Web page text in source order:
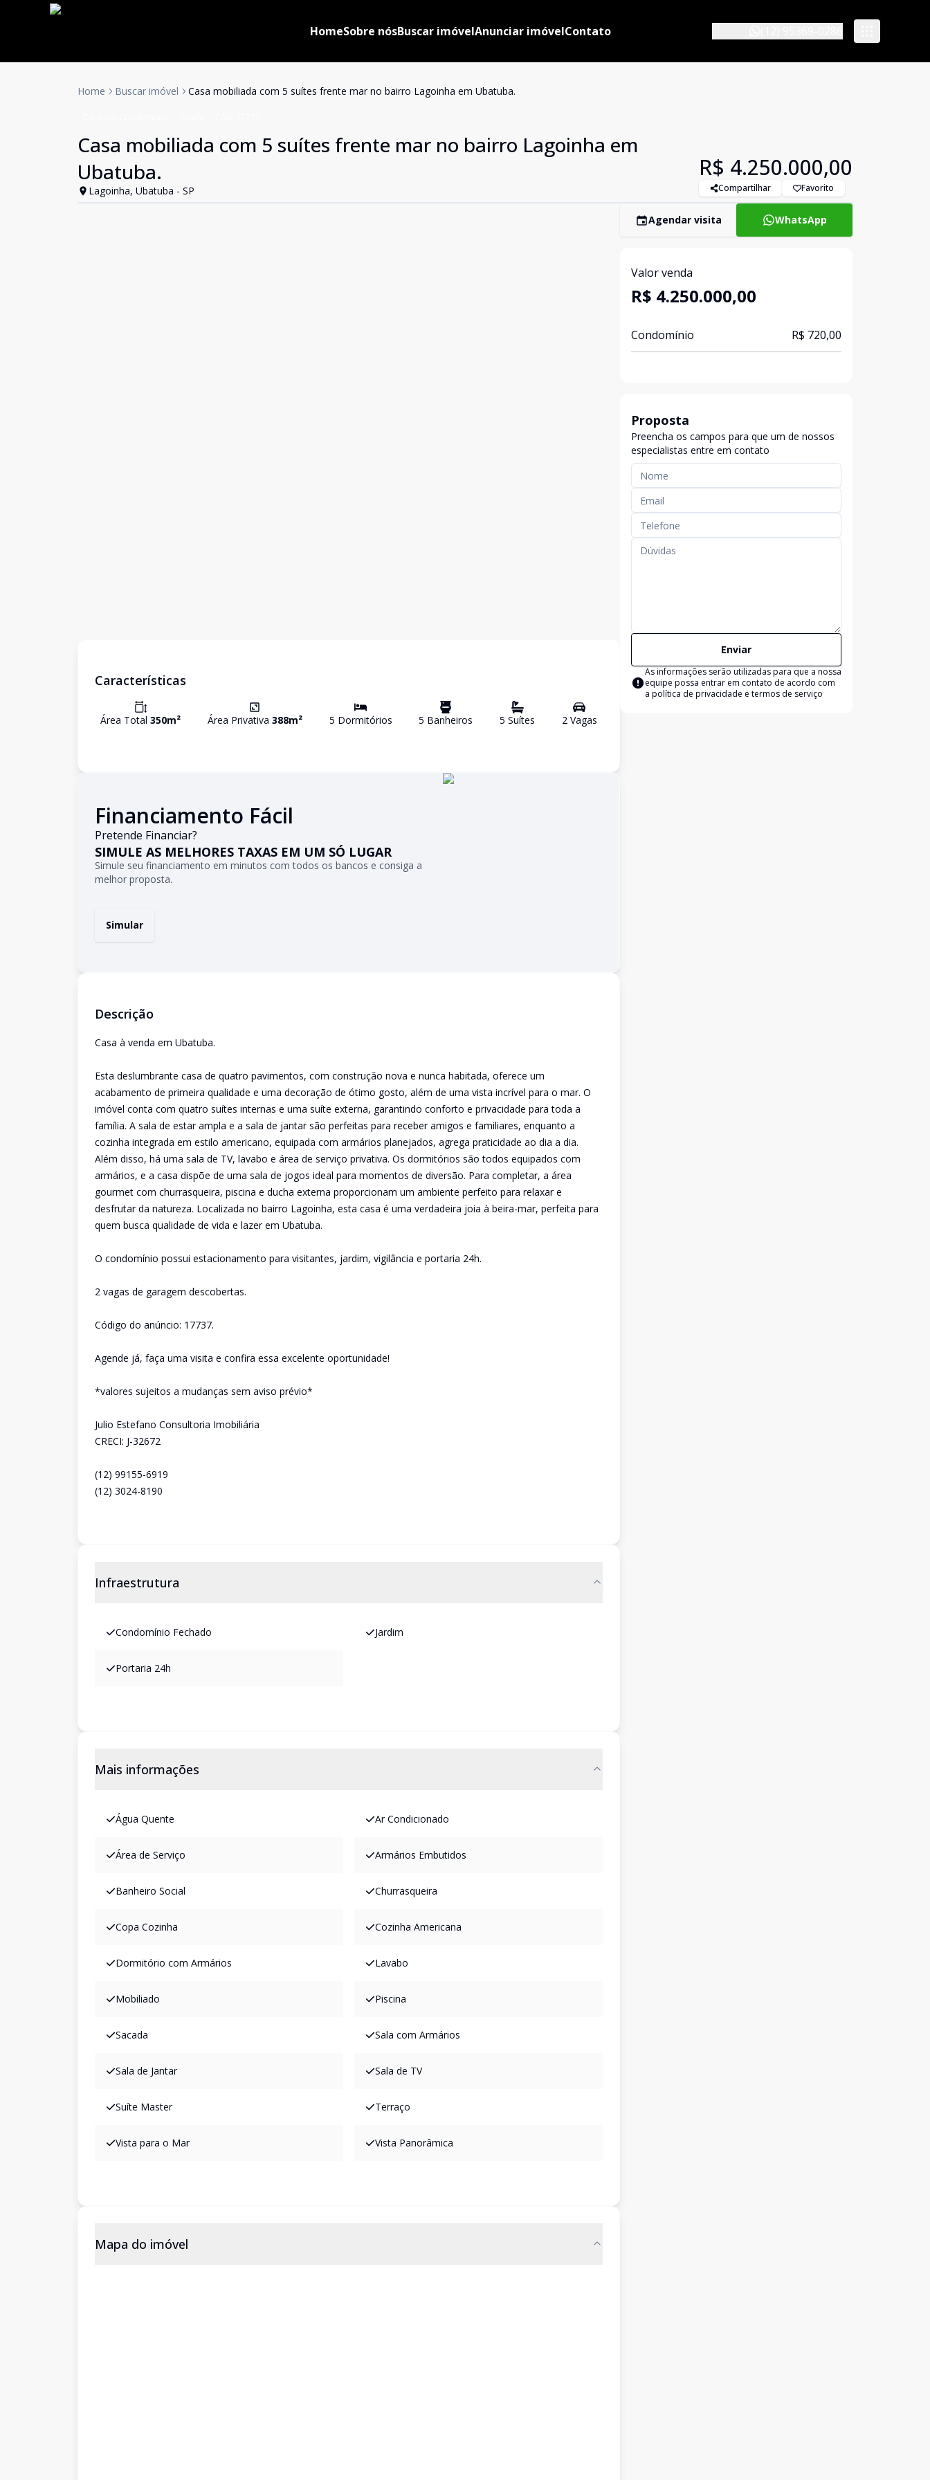
HomeSobre nósBuscar imóvelAnunciar imóvelContato
Home Buscar imóvel Casa mobiliada com 5 suítes frente mar no bairro Lagoinha em Ubatuba.
Casa mobiliada com 5 suítes frente mar no bairro Lagoinha em
Ubatuba.
Lagoinha, Ubatuba - SP
R$ 4.250.000,00
Compartilhar Favorito
Características
Área Total 350m² Área Privativa 388m² 5 Dormitórios 5 Banheiros 5 Suítes 2Vagas
Financiamento Fácil
Pretende Financiar?
SIMULE AS MELHORES TAXAS EM UM SÓ LUGAR
Simule seu financiamento em minutos com todos os bancos e consiga a
melhor proposta.
Simular
Descrição
Casa à venda em Ubatuba.
Esta deslumbrante casa de quatro pavimentos, com construção nova e nunca habitada, oferece um
acabamento de primeira qualidade e uma decoração de ótimo gosto, além de uma vista incrível para o mar. O
imóvel conta com quatro suítes internas e uma suíte externa, garantindo conforto e privacidade para toda a
família. A sala de estar ampla e a sala de jantar são perfeitas para receber amigos e familiares, enquanto a
cozinha integrada em estilo americano, equipada com armários planejados, agrega praticidade ao dia a dia.
Além disso, há uma sala de TV, lavabo e área de serviço privativa. Os dormitórios são todos equipados com
armários, e a casa dispõe de uma sala de jogos ideal para momentos de diversão. Para completar, a área
gourmet com churrasqueira, piscina e ducha externa proporcionam um ambiente perfeito para relaxar e
desfrutar da natureza. Localizada no bairro Lagoinha, esta casa é uma verdadeira joia à beira-mar, perfeita para
quem busca qualidade de vida e lazer em Ubatuba.
O condomínio possui estacionamento para visitantes, jardim, vigilância e portaria 24h.
2 vagas de garagem descobertas.
Código do anúncio: 17737.
Agende já, faça uma visita e confira essa excelente oportunidade!
*valores sujeitos a mudanças sem aviso prévio*
Julio Estefano Consultoria Imobiliária
CRECI: J-32672
(12) 99155-6919
(12) 3024-8190
Infraestrutura
Condomínio Fechado Jardim
Portaria 24h
Mais informações
Água Quente Ar Condicionado
Área de Serviço Armários Embutidos
Banheiro Social Churrasqueira
Copa Cozinha Cozinha Americana
Dormitório com Armários Lavabo
Mobiliado Piscina
Sacada Sala com Armários
Sala de Jantar Sala de TV
Suíte Master Terraço
Vista para o Mar Vista Panorâmica
Mapa do imóvel
Agendar visita WhatsApp
Valor venda
R$ 4.250.000,00
Condomínio R$ 720,00
Proposta
Preencha os campos para que um de nossos
especialistas entre em contato
Enviar
As informações serão utilizadas para que a nossa
equipe possa entrar em contato de acordo com
a política de privacidade e termos de serviço